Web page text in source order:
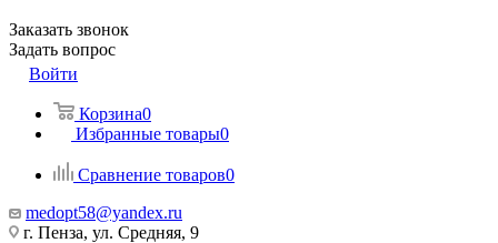
Заказать звонок
Задать вопрос
Войти
Корзина0
Избранные товары0
Сравнение товаров0
medopt58@yandex.ru
г. Пенза, ул. Средняя, 9